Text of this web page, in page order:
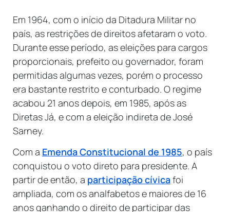
Em 1964, com o início da Ditadura Militar no
país, as restrições de direitos afetaram o voto.
Durante esse período, as eleições para cargos
proporcionais, prefeito ou governador, foram
permitidas algumas vezes, porém o processo
era bastante restrito e conturbado. O regime
acabou 21 anos depois, em 1985, após as
Diretas Já, e com a eleição indireta de José
Sarney.
Com a Emenda Constitucional de 1985, o país
conquistou o voto direto para presidente. A
partir de então, a participação cívicafoi
ampliada, com os analfabetos e maiores de 16
anos ganhando o direito de participar das